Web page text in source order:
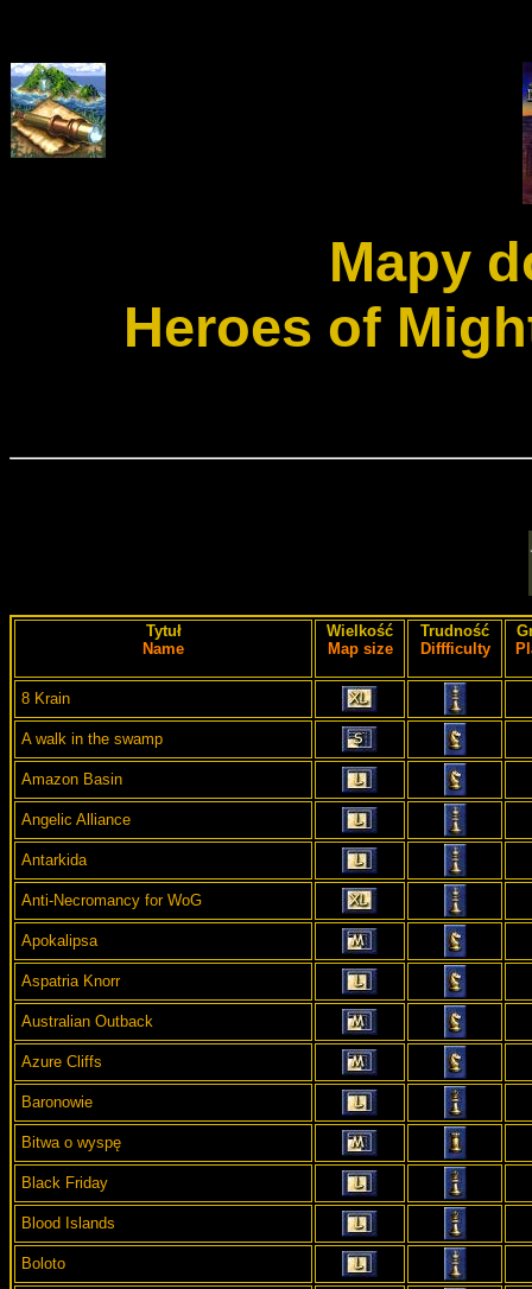
Mapy
Heroes of
Tytuł
Name
Wielkość
Map size
Trudność
Diffficulty
8 Krain
A walk in the swamp
Amazon Basin
Angelic Alliance
Antarkida
Anti-Necromancy for WoG
Apokalipsa
Aspatria Knorr
Australian Outback
Azure Cliffs
Baronowie
Bitwa o wyspę
Black Friday
Blood Islands
Boloto